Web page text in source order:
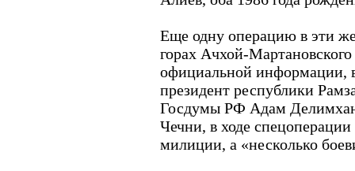
Еще одну операцию в эти
горах Ачхой-
официальной информации,
президент республики
Госдумы РФ Адам
Чечни, в ходе
милиции, а «несколько